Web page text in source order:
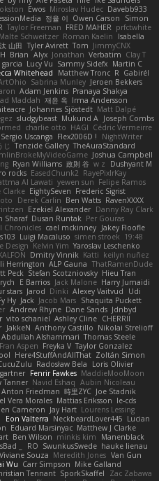
Ewos Miroslav Hudec Davebb933
정율 이 Owen Carson
Simon
Taylor Freeman FRED MAHER prfctwhite
Malte Schweitzer Roman Kaelin
Isabella
山田 Tyler Avirett Tom JimmyCNX
Brian Alyx Jonathan Verbatim Clay T
Lucy Vu Sammy Sidefx Martin C
Whitehead Matthew Tronc R Gabirél
Sabrina Munley Jeroen Bekkers
Adam Jenkins Pranaya Shakya
Maddah 재윤 옥 Irma Andersson
Johannes Sjöstedt Matt Dalpé
sludgybeast Mukund A Joseph Combs
charlie otto HAGI Cédric Vermeirre
Sergio Uscanga Flex2006D !
NightWriter
じ Tenzide Gallery TheAuraStandard
Joshua Campbell
Ryan Williams 政則 谷 w z
Dushyant M
rocks EasedChunk2 RayePixlrKay
Al Lawati yewen sun Felipe Ramos
Clarke EightySeven Frederic Sigrist
Derek Carlin Ben Watts RavenXXXX
Ezekiel Alexander Danny Ray Clark
Sharaf Dusan Runtak Per Gouras
Chronicles cael mckinney Jakey Floofle
Luigi Macaluso simen stroek 19:48
Design Kelvin Yim Yaroslav Leschenko
Dmitry Vinnik Katti keilyn nuñez
Herrington ALP Gauna ThatRamenDude
Peck Stefan Scotzniovsky Hieu Tran
E Barrios Jack Malone Harry Jumaidi
stars Jarod Dinki Alexey Vaitvud
Udi
Hy Jack Jacob Mars Shaquita Puckett
Andrew Rhyne Dane Sands Jdnbyd
vito schaniel Ashley Cline CHERRII
JakkeN Anthony Castillo Nikolai Strelioff
Abdullah Alshammari Thomas Steele
Fran Aspen Freyka V Taylor Gonzalez
Here4StuffAndAllThat Zoltán Simon
Radosław Bela
Loris Olivier
Fenrir Fawkes MaddieMooMoon
Tanner Navid Eshaq Aubin Nicoleau
Anton Friedman 時里ZYC Joe Stadnik
Vera Morales Mattias Eriksson le-cds
Cameron Jay Hart Lourens Lessing
Eon Valterra NeckbeardLover445 Lucian
Eduard Marsinyac Matthew J Clarke
Ben Wilson minkis kim
Manenblack
_ RO SwunkusSwede hauke lienau
Viviane Souza Meredith Jones Van Gun
Wu Carr Simpson Mike Galland
Tennant SporkSkaffel
Zac Zabawa